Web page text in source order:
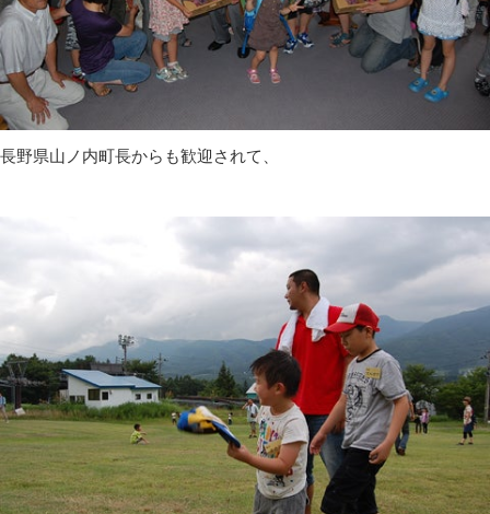
長野県山ノ内町長からも歓迎されて、